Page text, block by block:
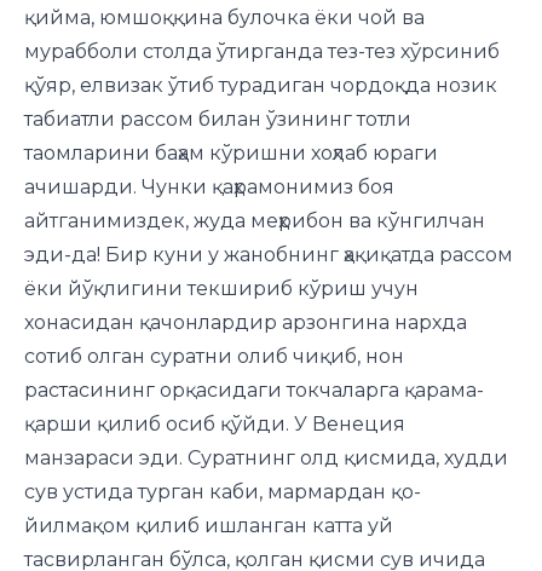
қийма, юмшоққина булочка ёки чой ва
мурабболи столда ўтирганда тез-тез хўрсиниб
қўяр, елвизак ўтиб ту­радиган чордоқда нозик
табиатли рассом билан ўзининг тотли
таомларини баҳам кўришни хоҳлаб юраги
ачишарди. Чунки қаҳрамонимиз боя
айтганимиздек, жуда меҳрибон ва кўнгилчан
эди-да! Бир куни у жанобнинг ҳақиқатда рассом
ёки йўқлигини текшириб кўриш учун
хонасидан қачонлардир арзонгина нархда
сотиб олган суратни олиб чиқиб, нон
растасининг орқасидаги токчаларга қарама-
қарши қилиб осиб қўйди. У Венеция
манзараси эди. Суратнинг олд қисмида, худди
сув устида турган каби, мармардан қо­
йилмақом қилиб ишланган катта уй
тасвирланган бўлса, қолган қисми сув ичида